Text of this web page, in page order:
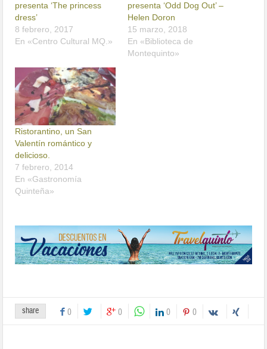
presenta ‘The princess
dress’
8 febrero, 2017
En «Centro Cultural MQ.»
presenta ‘Odd Dog Out’ –
Helen Doron
15 marzo, 2018
En «Biblioteca de
Montequinto»
Ristorantino, un San
Valentín romántico y
delicioso.
7 febrero, 2014
En «Gastronomía
Quinteña»
share 0 0 0 0